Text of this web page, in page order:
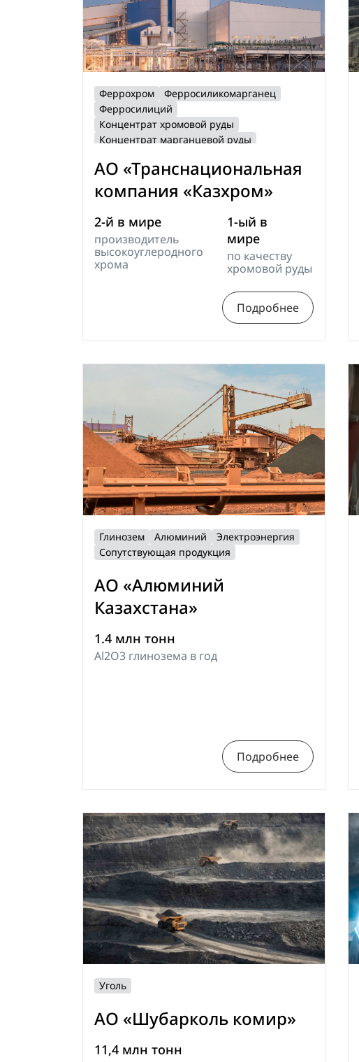
Феррохром
Ферросиликомарганец
Ферросилиций
Концентрат хромовой руды
Концентрат марганцевой руды
Сопутствующая продукция
АО «Транснациональная
компания «Казхром»
2-й в мире
производитель
высокоуглеродного
хрома
1-ый в
мире
по качеству
хромовой руды
Подробнее
Глинозем Алюминий
Электроэнергия
Сопутствующая продукция
АО «Алюминий
Казахстана»
1.4 млн тонн
Al2O3 глинозема в год
Подробнее
Уголь
АО «Шубарколь комир»
11,4 млн тонн